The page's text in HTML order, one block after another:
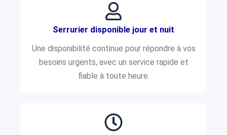
Serrurier disponible jour et nuit
Une disponibilité continue pour répondre à vos
besoins urgents, avec un service rapide et
fiable à toute heure.